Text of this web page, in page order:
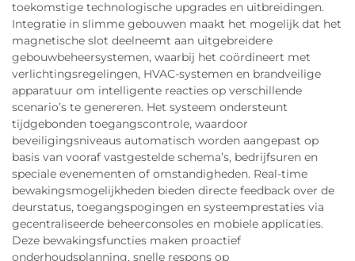
toekomstige technologische upgrades en uitbreidingen.
Integratie in slimme gebouwen maakt het mogelijk dat het
magnetische slot deelneemt aan uitgebreidere
gebouwbeheersystemen, waarbij het coördineert met
verlichtingsregelingen, HVAC-systemen en brandveilige
apparatuur om intelligente reacties op verschillende
scenario’s te genereren. Het systeem ondersteunt
tijdgebonden toegangscontrole, waardoor
beveiligingsniveaus automatisch worden aangepast op
basis van vooraf vastgestelde schema’s, bedrijfsuren en
speciale evenementen of omstandigheden. Real-time
bewakingsmogelijkheden bieden directe feedback over de
deurstatus, toegangspogingen en systeemprestaties via
gecentraliseerde beheerconsoles en mobiele applicaties.
Deze bewakingsfuncties maken proactief
onderhoudsplanning, snelle respons op